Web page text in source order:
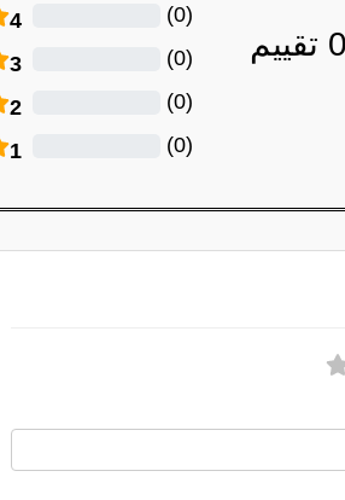
0 تقييم
4 (
0
)
3 (
0
)
2 (
0
)
1 (
0
)